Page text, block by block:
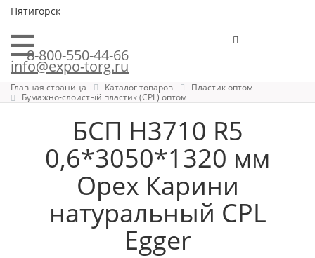
Пятигорск
8-800-550-44-66
info@expo-torg.ru
Главная страница Каталог товаров
Пластик оптом
Бумажно-слоистый пластик (CPL) оптом
БСП H3710 R5
0,6*3050*1320 мм
Орех Карини
натуральный CPL
Egger